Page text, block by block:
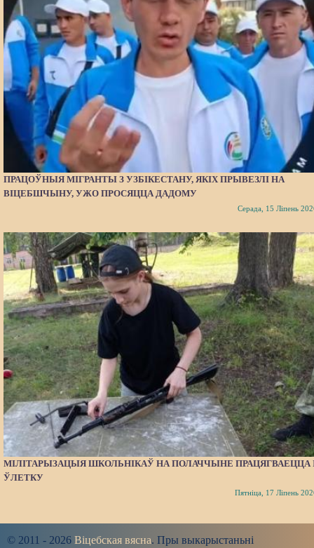
ПРАЦОЎНЫЯ МІГРАНТЫ З УЗБІКЕСТАНУ, ЯКІХ ПРЫВЕЗЛІ НА
ВІЦЕБШЧЫНУ, УЖО ПРОСЯЦЦА ДАДОМУ
Серада, 15 Ліпень
МІЛІТАРЫЗАЦЫЯ ШКОЛЬНІКАЎ НА ПОЛАЧЧЫНЕ ПРАЦЯГВАЕЦЦА
ЎЛЕТКУ
Пятніца, 17 Ліпень
© 2011 - 2026 Віцебская вясна. Пры выкарыстаньні